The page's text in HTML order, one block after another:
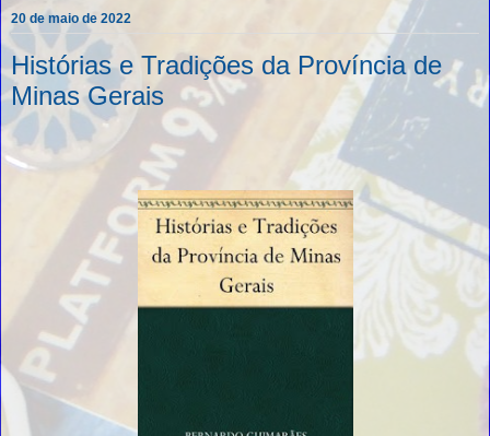
20 de maio de 2022
Histórias e Tradições da Província de
Minas Gerais